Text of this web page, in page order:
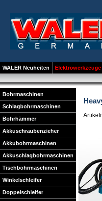
WALER Neuheiten Elektrowerkzeuge
Bohrmaschinen
Schlagbohrmaschinen
Bohrhämmer
Akkuschraubenzieher
Akkubohrmaschinen
Akkuschlagbohrmaschinen
Tischbohrmaschinen
Winkelschleifer
Doppelschleifer